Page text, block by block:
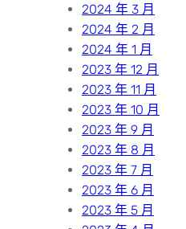
2024 年 3 月
2024 年 2 月
2024 年 1 月
2023 年 12 月
2023 年 11 月
2023 年 10 月
2023 年 9 月
2023 年 8 月
2023 年 7 月
2023 年 6 月
2023 年 5 月